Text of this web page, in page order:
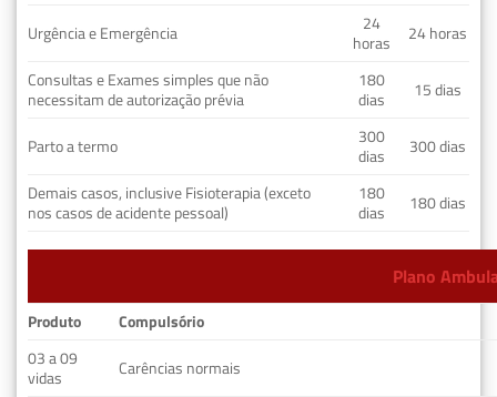
Urgência e Emergência
24
horas
24 horas
Consultas e Exames simples que não
necessitam de autorização prévia
180
dias
15 dias
Parto a termo
300
dias
300 dias
Demais casos, inclusive Fisioterapia (exceto
nos casos de acidente pessoal)
180
dias
180 dias
Plano
Produto
Compulsório
03 a 09
vidas
Carências normais